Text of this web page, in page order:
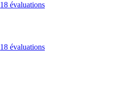
18 évaluations
18 évaluations